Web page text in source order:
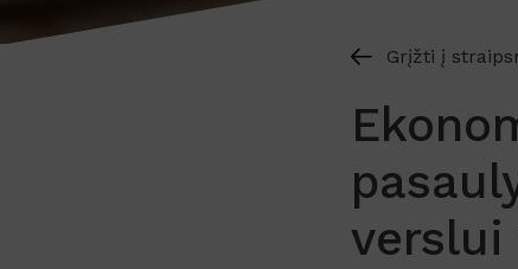
Grįžti į